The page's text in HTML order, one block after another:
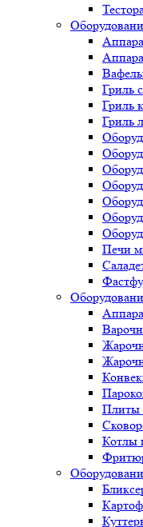
Гриль
Гриль
Гриль
Печи
Плиты
Котлы